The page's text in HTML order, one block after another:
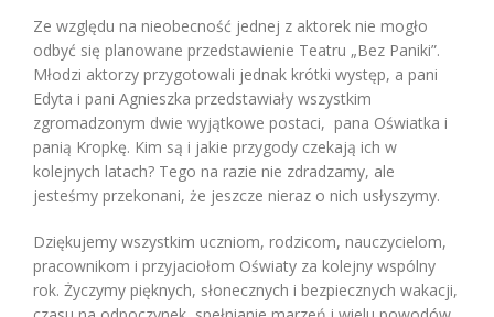
Ze względu na nieobecność jednej z aktorek nie mogło
odbyć się planowane przedstawienie Teatru „Bez Paniki”.
Młodzi aktorzy przygotowali jednak krótki występ, a pani
Edyta i pani Agnieszka przedstawiały wszystkim
zgromadzonym dwie wyjątkowe postaci, pana Oświatka i
panią Kropkę. Kim są i jakie przygody czekają ich w
kolejnych latach? Tego na razie nie zdradzamy, ale
jesteśmy przekonani, że jeszcze nieraz o nich usłyszymy.
Dziękujemy wszystkim uczniom, rodzicom, nauczycielom,
pracownikom i przyjaciołom Oświaty za kolejny wspólny
rok. Życzymy pięknych, słonecznych i bezpiecznych wakacji,